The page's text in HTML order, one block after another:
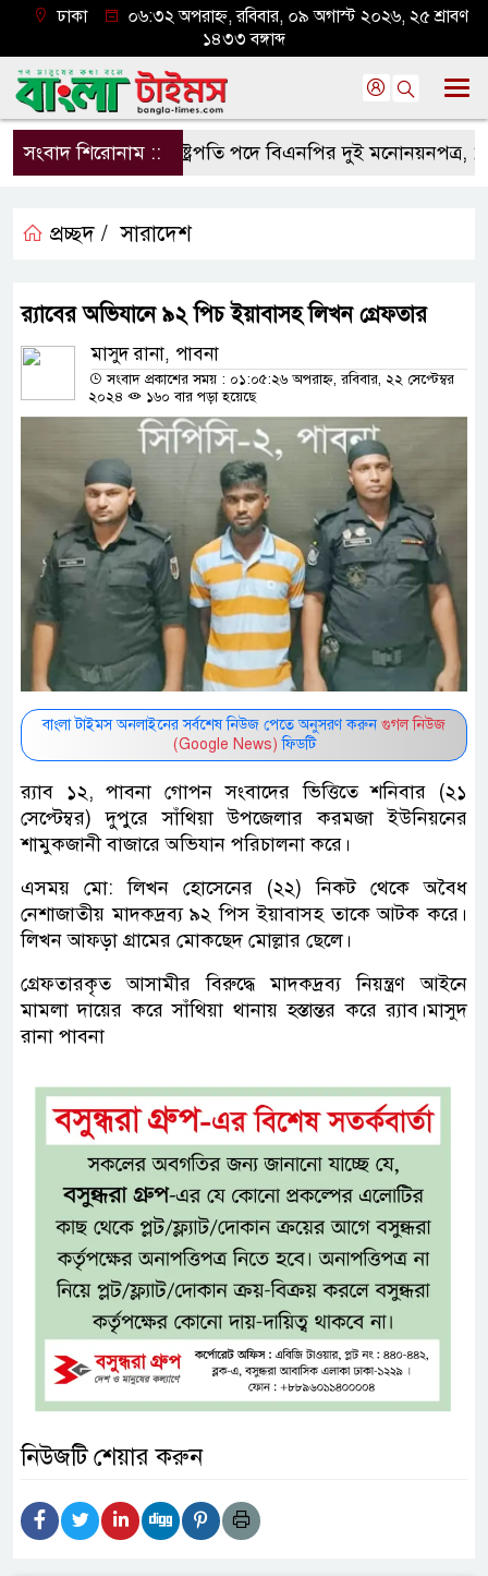
ঢাকা
০৬:৩২ অপরাহ্ন, রবিবার, ০৯ অগাস্ট ২০২৬, ২৫ শ্রাবণ
১৪৩৩ বঙ্গাব্দ
সংবাদ শিরোনাম ::রাষ্ট্রপতি পদে বিএনপির দুই মনোনয়নপত্র, ১১
প্রচ্ছদ / সারাদেশ
র‌্যাবের অভিযানে ৯২ পিচ ইয়াবাসহ লিখন গ্রেফতার
মাসুদ রানা, পাবনা
সংবাদ প্রকাশের সময় : ০১:০৫:২৬ অপরাহ্ন, রবিবার, ২২ সেপ্টেম্বর
২০২৪
১৬০ বার পড়া হয়েছে
বাংলা টাইমস অনলাইনের সর্বশেষ নিউজ পেতে অনুসরণ করুন গুগল নিউজ
(Google News) ফিডটি
র‌্যাব ১২, পাবনা গোপন সংবাদের ভিত্তিতে শনিবার (২১
সেপ্টেম্বর) দুপুরে সাঁথিয়া উপজেলার করমজা ইউনিয়নের
শামুকজানী বাজারে অভিযান পরিচালনা করে।
এসময় মো: লিখন হোসেনের (২২) নিকট থেকে অবৈধ
নেশাজাতীয় মাদকদ্রব্য ৯২ পিস ইয়াবাসহ তাকে আটক করে।
লিখন আফড়া গ্রামের মোকছেদ মোল্লার ছেলে।
গ্রেফতারকৃত আসামীর বিরুদ্ধে মাদকদ্রব্য নিয়ন্ত্রণ আইনে
মামলা দায়ের করে সাঁথিয়া থানায় হস্তান্তর করে র‍্যাব।মাসুদ
রানা পাবনা
নিউজটি শেয়ার করুন